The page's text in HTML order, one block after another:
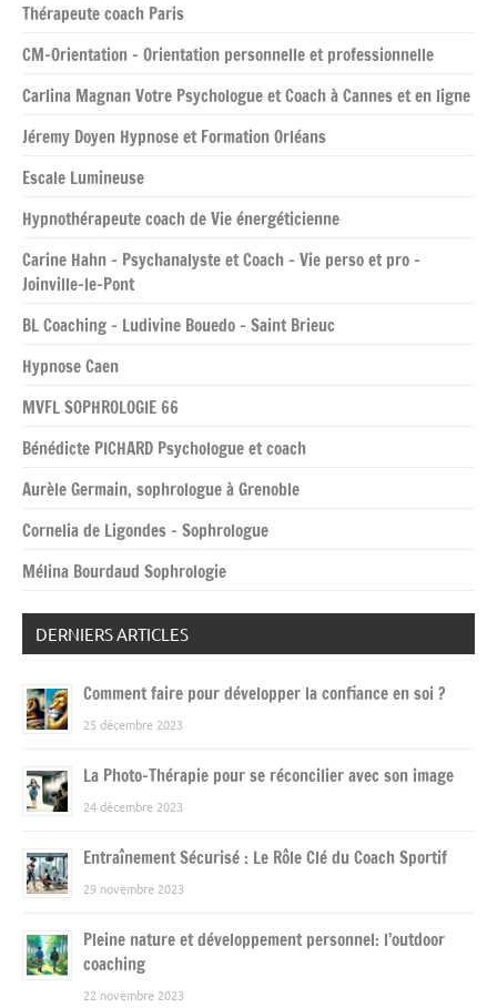
Thérapeute coach Paris
CM-Orientation – Orientation personnelle et professionnelle
Carlina Magnan Votre Psychologue et Coach à Cannes et en ligne
Jéremy Doyen Hypnose et Formation Orléans
Escale Lumineuse
Hypnothérapeute coach de Vie énergéticienne
Carine Hahn – Psychanalyste et Coach – Vie perso et pro –
Joinville-le-Pont
BL Coaching – Ludivine Bouedo – Saint Brieuc
Hypnose Caen
MVFL SOPHROLOGIE 66
Bénédicte PICHARD Psychologue et coach
Aurèle Germain, sophrologue à Grenoble
Cornelia de Ligondes – Sophrologue
Mélina Bourdaud Sophrologie
DERNIERS ARTICLES
Comment faire pour développer la confiance en soi ?
25 décembre 2023
La Photo-Thérapie pour se réconcilier avec son image
24 décembre 2023
Entraînement Sécurisé : Le Rôle Clé du Coach Sportif
29 novembre 2023
Pleine nature et développement personnel: l’outdoor
coaching
22 novembre 2023